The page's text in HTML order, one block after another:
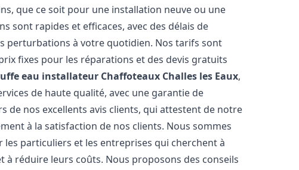
que ce soit pour une installation neuve ou une
sont rapides et efficaces, avec des délais de
perturbations à votre quotidien. Nos tarifs sont
fixes pour les réparations et des devis gratuits
eau installateur Chaffoteaux Challes les Eaux,
de haute qualité, avec une garantie de
de nos excellents avis clients, qui attestent de notre
à la satisfaction de nos clients. Nous sommes
particuliers et les entreprises qui cherchent à
réduire leurs coûts. Nous proposons des conseils